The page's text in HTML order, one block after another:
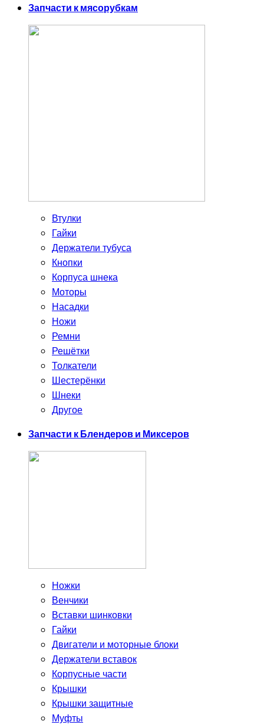
Запчасти к мясорубкам
Втулки
Гайки
Держатели тубуса
Кнопки
Корпуса шнека
Моторы
Насадки
Ножи
Ремни
Решётки
Толкатели
Шестерёнки
Шнеки
Другое
Запчасти к Блендеров и Миксеров
Ножки
Венчики
Вставки шинковки
Гайки
Двигатели и моторные блоки
Держатели вставок
Корпусные части
Крышки
Крышки защитные
Муфты